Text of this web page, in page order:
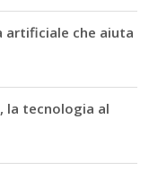
artificiale che aiuta
la tecnologia al